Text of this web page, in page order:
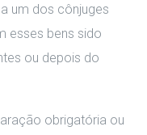
um dos cônjuges
esses bens sido
ou depois do
obrigatória ou